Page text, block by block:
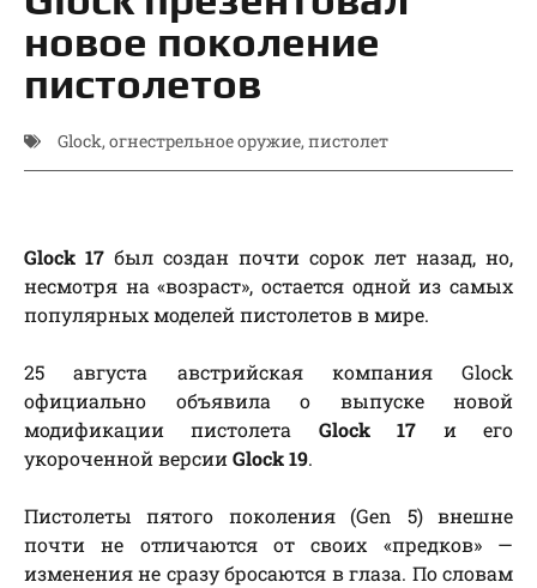
новое поколение
пистолетов
Glock, огнестрельное оружие, пистолет
Glock 17 был создан почти сорок лет назад, но,
несмотря на «возраст», остается одной из самых
популярных моделей пистолетов в мире.
25 августа австрийская компания Glock
официально объявила о выпуске новой
модификации пистолета Glock 17 и его
укороченной версии Glock 19.
Пистолеты пятого поколения (Gen 5) внешне
почти не отличаются от своих «предков» —
изменения не сразу бросаются в глаза. По словам